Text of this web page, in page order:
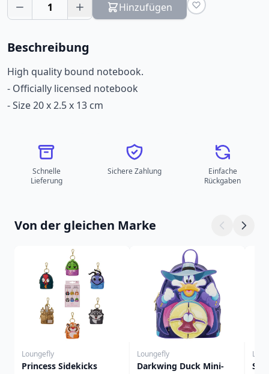
1 Hinzufügen
Beschreibung
High quality bound notebook.
- Officially licensed notebook
- Size 20 x 2.5 x 13 cm
Schnelle
Lieferung
Sichere Zahlung
Einfache
Rückgaben
Von der gleichen Marke
Loungefly
Princess Sidekicks
Loungefly
Darkwing Duck Mini-